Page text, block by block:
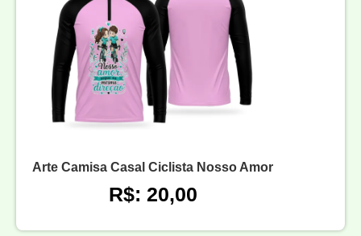
Arte Camisa Casal Ciclista Nosso Amor
R$: 20,00